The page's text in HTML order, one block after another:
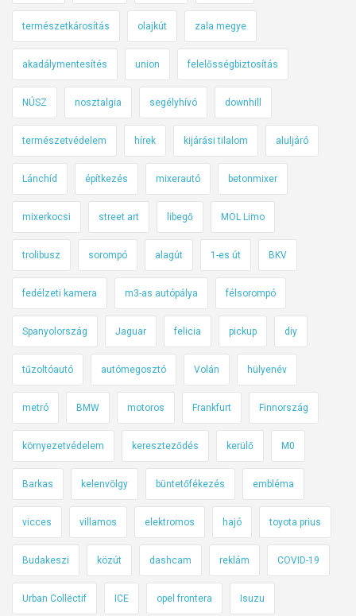
d
s
z
á
m
t
H
V
-
e
r
l
,
ő
t
e
é
g
természetkárosítás olajkút zala megye
akadálymentesítés union felelősségbiztosítás
NÚSZ nosztalgia segélyhívó downhill
természetvédelem hírek kijárási tilalom aluljáró
Lánchíd építkezés mixerautó betonmixer
mixerkocsi street art libegő MOL Limo
trolibusz sorompó alagút 1-es út BKV
fedélzeti kamera m3-as autópálya félsorompó
Spanyolország Jaguar felicia pickup diy
tűzoltóautó autómegosztó Volán hülyenév
metró BMW motoros Frankfurt Finnország
környezetvédelem kereszteződés kerülő M0
Barkas kelenvölgy büntetőfékezés embléma
vicces villamos elektromos hajó toyota prius
Budakeszi közút dashcam reklám COVID-19
Urban Collëctif ICE opel frontera Isuzu